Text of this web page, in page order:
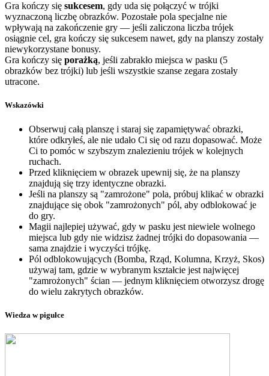
Gra kończy się sukcesem, gdy uda się połączyć w trójki
wyznaczoną liczbę obrazków. Pozostałe pola specjalne nie
wpływają na zakończenie gry — jeśli zaliczona liczba trójek
osiągnie cel, gra kończy się sukcesem nawet, gdy na planszy zostały
niewykorzystane bonusy.
Gra kończy się porażką, jeśli zabrakło miejsca w pasku (5
obrazków bez trójki) lub jeśli wszystkie szanse zegara zostały
utracone.
Wskazówki
Obserwuj całą planszę i staraj się zapamiętywać obrazki,
które odkryłeś, ale nie udało Ci się od razu dopasować. Może
Ci to pomóc w szybszym znalezieniu trójek w kolejnych
ruchach.
Przed kliknięciem w obrazek upewnij się, że na planszy
znajdują się trzy identyczne obrazki.
Jeśli na planszy są "zamrożone" pola, próbuj klikać w obrazki
znajdujące się obok "zamrożonych" pól, aby odblokować je
do gry.
Magii najlepiej używać, gdy w pasku jest niewiele wolnego
miejsca lub gdy nie widzisz żadnej trójki do dopasowania —
sama znajdzie i wyczyści trójkę.
Pól odblokowujących (Bomba, Rząd, Kolumna, Krzyż, Skos)
używaj tam, gdzie w wybranym kształcie jest najwięcej
"zamrożonych" ścian — jednym kliknięciem otworzysz drogę
do wielu zakrytych obrazków.
Wiedza w pigułce